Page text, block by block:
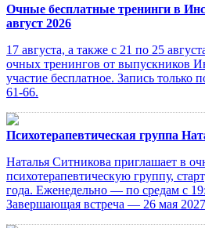
Очные бесплатные тренинги в
август 2026
17 августа, а также с 21 по 25
очных тренингов от выпускников
участие бесплатное. Запись только
61-66.
Психотерапевтическая группа
Наталья Ситникова приглашает в
психотерапевтическую группу,
года. Еженедельно — по средам с
Завершающая встреча — 26 мая